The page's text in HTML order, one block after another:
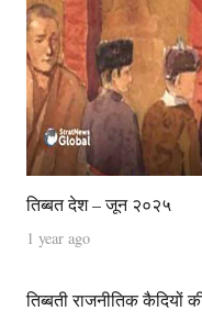
तिब्बत देश – जून २०२५
1 year ago
तिब्बती राजनीतिक कैदियों